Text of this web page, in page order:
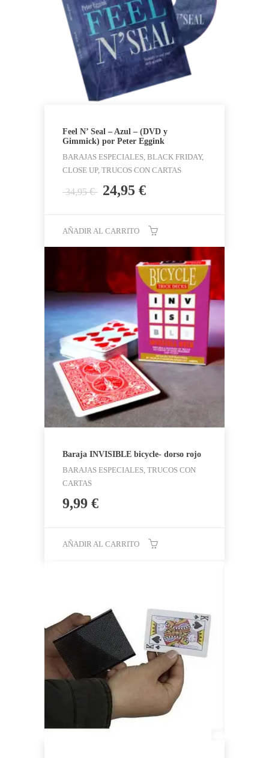
Feel N’ Seal – Azul – (DVD y
Gimmick) por Peter Eggink
BARAJAS ESPECIALES, BLACK FRIDAY,
CLOSE UP, TRUCOS CON CARTAS
34,95€
El
era:
34,95 €.
24,95 €El
es:
24,95 €.
AÑADIR AL CARRITO
Baraja INVISIBLE bicycle- dorso rojo
BARAJAS ESPECIALES, TRUCOS CON
CARTAS
9,99 €
AÑADIR AL CARRITO